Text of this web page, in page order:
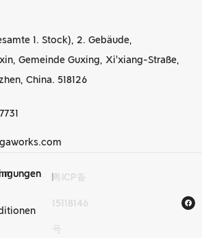
1. Stock), 2. Gebäude,
Gemeinde Guxing, Xi'xiang-Straße,
China. 518126
粤ICP备
15118146
号